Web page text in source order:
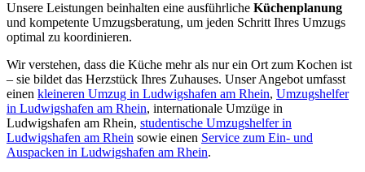
Unsere Leistungen beinhalten eine ausführliche Küchenplanung
und kompetente Umzugsberatung, um jeden Schritt Ihres Umzugs
optimal zu koordinieren.
Wir verstehen, dass die Küche mehr als nur ein Ort zum Kochen ist
– sie bildet das Herzstück Ihres Zuhauses. Unser Angebot umfasst
einen kleineren Umzug in Ludwigshafen am Rhein, Umzugshelfer
in Ludwigshafen am Rhein, internationale Umzüge in
Ludwigshafen am Rhein, studentische Umzugshelfer in
Ludwigshafen am Rhein sowie einen Service zum Ein- und
Auspacken in Ludwigshafen am Rhein.